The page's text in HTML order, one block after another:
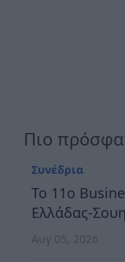
Πιο
Συνέδρια
Το 11ο
Ελλάδας-
αναδεικνύει
Αυγ 05, 2026